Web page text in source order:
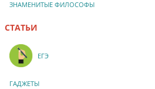
ЗНАМЕНИТЫЕ ФИЛОСОФЫ
СТАТЬИ
ЕГЭ
ГАДЖЕТЫ